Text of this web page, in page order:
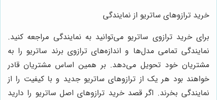
خرید ترازوهای ساتریو از نمایندگی
برای خرید ترازوی ساتریو می‌توانید به نمایندگی مراجعه کنید.
نمایندگی تمامی مدل‌ها و اندازه‌های ترازوی برند ساتریو را به
مشتریان خود تحویل می‌دهد. بر همین اساس مشتریان قادر
خواهند بود هر یک از ترازوهای ساتریو جدید و با کیفیت را از
نمایندگی بخرند. اگر قصد خرید ترازوهای اصل ساتریو را دارید